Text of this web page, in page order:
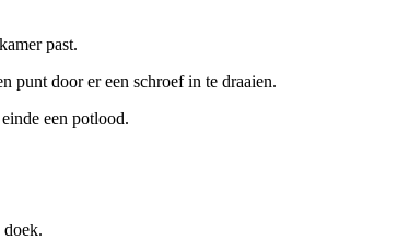
past.
punt door er een schroef in te draaien.
een potlood.
doek.